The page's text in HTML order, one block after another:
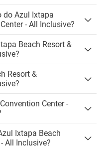
do Azul Ixtapa
- All Inclusive?
Beach Resort &
Resort &
Center -
Ixtapa Beach
All Inclusive?